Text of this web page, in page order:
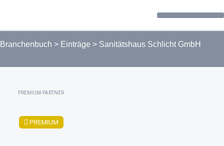
Branchenbuch > Einträge > Sanitätshaus Schlicht GmbH
PREMIUM-PARTNER
PREMIUM